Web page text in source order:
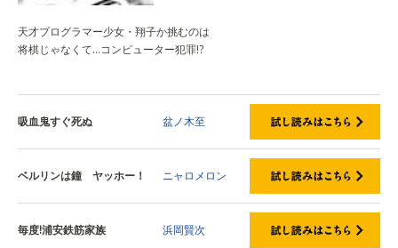
天才プログラマー少女・翔子か挑むのは
将棋じゃなくて…コンピューター犯罪!?
吸血鬼すぐ死ぬ 盆ノ木至
ベルリンは鐘 ヤッホー！ ニャロメロン
毎度!浦安鉄筋家族 浜岡賢次